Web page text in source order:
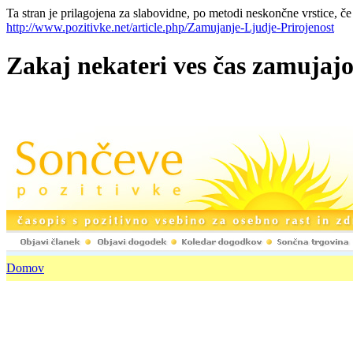
Ta stran je prilagojena za slabovidne, po metodi neskončne vrstice,
http://www.pozitivke.net/article.php/Zamujanje-Ljudje-Prirojenost
Zakaj nekateri ves čas
Domov